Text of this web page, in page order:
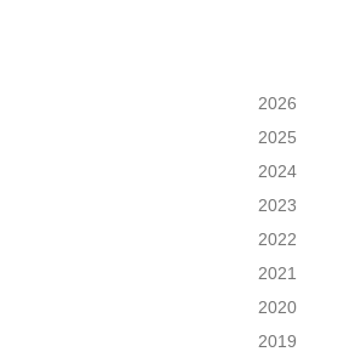
2026
2025
2024
2023
2022
2021
2020
2019